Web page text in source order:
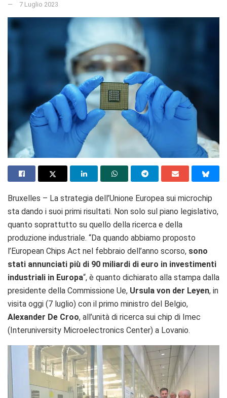
7 Luglio 2023
Bruxelles – La strategia dell’Unione Europea sui microchip
sta dando i suoi primi risultati. Non solo sul piano legislativo,
quanto soprattutto su quello della ricerca e della
produzione industriale. “Da quando abbiamo proposto
l’European Chips Act nel febbraio dell’anno scorso, sono
stati annunciati più di 90 miliardi di euro in investimenti
industriali in Europa“, è quanto dichiarato alla stampa dalla
presidente della Commissione Ue, Ursula von der Leyen, in
visita oggi (7 luglio) con il primo ministro del Belgio,
Alexander De Croo, all’unità di ricerca sui chip di Imec
(Interuniversity Microelectronics Center) a Lovanio.